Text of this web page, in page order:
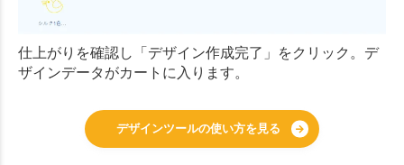
仕上がりを確認し「デザイン作成完了」をクリック。デ
ザインデータがカートに入ります。
デザインツールの使い方を見る